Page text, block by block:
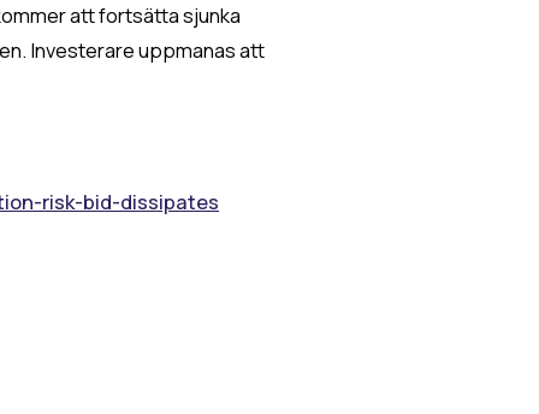
att fortsätta sjunka
Investerare uppmanas att
risk-bid-dissipates